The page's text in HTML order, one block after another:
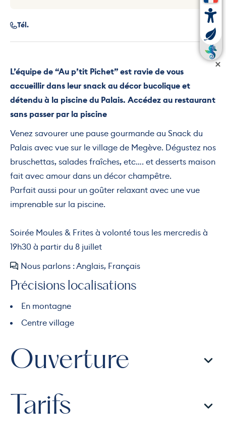
L’équipe de “Au p’tit Pichet” est ravie de vous
accueillir dans leur snack au décor bucolique et
détendu à la piscine du Palais. Accédez au restaurant
sans passer par la piscine
Venez savourer une pause gourmande au Snack du
Palais avec vue sur le village de Megève. Dégustez nos
bruschettas, salades fraîches, etc…. et desserts maison
fait avec amour dans un décor champêtre.
Parfait aussi pour un goûter relaxant avec une vue
imprenable sur la piscine.
Soirée Moules & Frites à volonté tous les mercredis à
19h30 à partir du 8 juillet
Nous parlons : Anglais, Français
Précisions localisations
En montagne
Centre village
Ouverture
Tarifs
Tél.